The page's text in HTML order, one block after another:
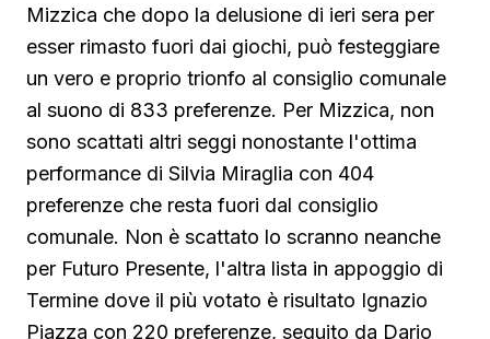
Mizzica che dopo la delusione di ieri sera per
esser rimasto fuori dai giochi, può festeggiare
un vero e proprio trionfo al consiglio comunale
al suono di 833 preferenze. Per Mizzica, non
sono scattati altri seggi nonostante l'ottima
performance di Silvia Miraglia con 404
preferenze che resta fuori dal consiglio
comunale. Non è scattato lo scranno neanche
per Futuro Presente, l'altra lista in appoggio di
Termine dove il più votato è risultato Ignazio
Piazza con 220 preferenze, seguito da Dario